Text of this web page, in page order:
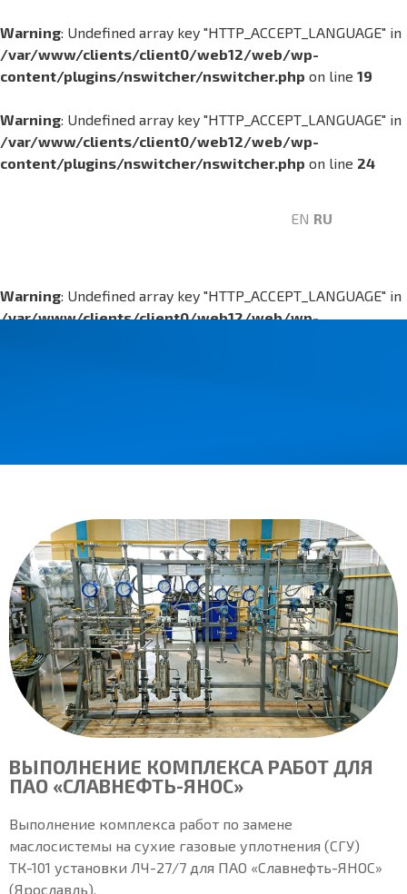
Warning: Undefined array key "HTTP_ACCEPT_LANGUAGE" in
/var/www/clients/client0/web12/web/wp-
content/plugins/nswitcher/nswitcher.php on line 19
Warning: Undefined array key "HTTP_ACCEPT_LANGUAGE" in
/var/www/clients/client0/web12/web/wp-
content/plugins/nswitcher/nswitcher.php on line 24
EN RU
Warning: Undefined array key "HTTP_ACCEPT_LANGUAGE" in
/var/www/clients/client0/web12/web/wp-
ВЫПОЛНЕНИЕ КОМПЛЕКСА РАБОТ ДЛЯ
ПАО «СЛАВНЕФТЬ-ЯНОС»
Выполнение комплекса работ по замене
маслосистемы на сухие газовые уплотнения (СГУ)
ТК-101 установки ЛЧ-27/7 для ПАО «Славнефть-ЯНОС»
(Ярославль).